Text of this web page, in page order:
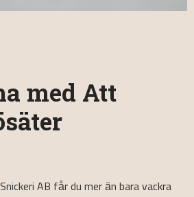
med Att
AB får du mer än bara vackra